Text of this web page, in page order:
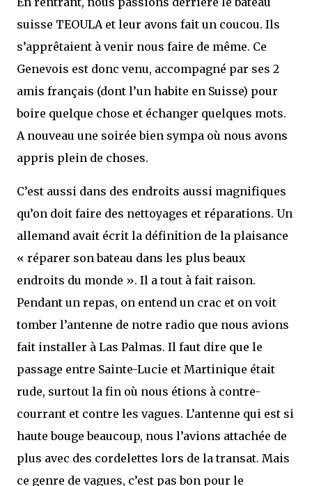
suisse TEOULA et leur avons fait un coucou. Ils
s’apprêtaient à venir nous faire de même. Ce
Genevois est donc venu, accompagné par ses 2
amis français (dont l’un habite en Suisse) pour
boire quelque chose et échanger quelques mots.
A nouveau une soirée bien sympa où nous avons
appris plein de choses.
C’est aussi dans des endroits aussi magnifiques
qu’on doit faire des nettoyages et réparations. Un
allemand avait écrit la définition de la plaisance
« réparer son bateau dans les plus beaux
endroits du monde ». Il a tout à fait raison.
Pendant un repas, on entend un crac et on voit
tomber l’antenne de notre radio que nous avions
fait installer à Las Palmas. Il faut dire que le
passage entre Sainte-Lucie et Martinique était
rude, surtout la fin où nous étions à contre-
courrant et contre les vagues. L’antenne qui est si
haute bouge beaucoup, nous l’avions attachée de
plus avec des cordelettes lors de la transat. Mais
ce genre de vagues, c’est pas bon pour le